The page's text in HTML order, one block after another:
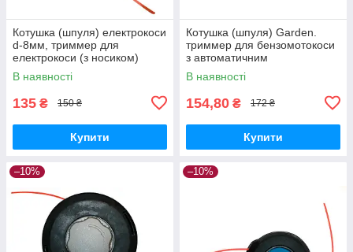
Котушка (шпуля) електрокоси
d-8мм, триммер для
електрокоси (з носиком)
В наявності
135 ₴ 150 ₴
Купити
Котушка (шпуля) Garden.
триммер для бензомотокоси
з автоматичним
намотуванням з пластиковою
кнопкою
В наявності
154,80 ₴ 172 ₴
Купити
–10% –10%